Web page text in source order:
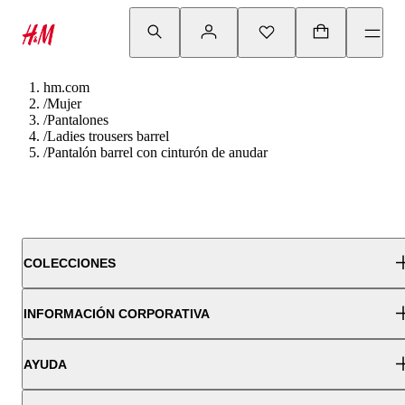
hm.com
/Mujer
/Pantalones
/Ladies trousers barrel
/Pantalón barrel con cinturón de anudar
COLECCIONES
INFORMACIÓN CORPORATIVA
AYUDA